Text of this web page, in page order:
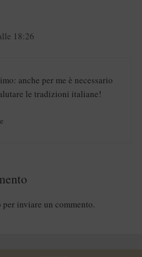
18:26
anche per me è necessario
le tradizioni italiane!
per inviare un commento.